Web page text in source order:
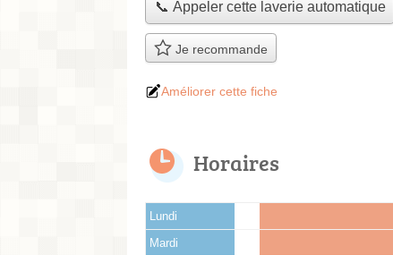
📞 Appeler cette laverie automatique
Je recommande
Améliorer cette fiche
Horaires
Lundi
Mardi